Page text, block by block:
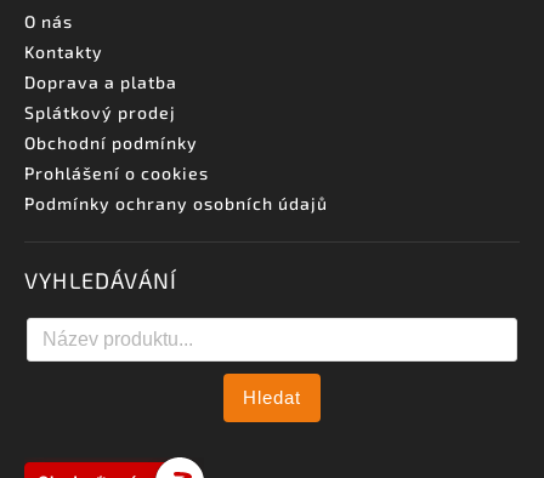
O nás
Kontakty
Doprava a platba
Splátkový prodej
Obchodní podmínky
Prohlášení o cookies
Podmínky ochrany osobních údajů
VYHLEDÁVÁNÍ
Hledat